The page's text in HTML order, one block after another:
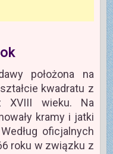
położona na
kwadratu z
XVIII wieku. Na
kramy i jatki
oficjalnych
roku w związku z